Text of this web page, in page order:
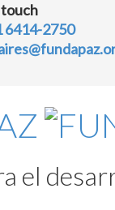
touch
6414-2750
el